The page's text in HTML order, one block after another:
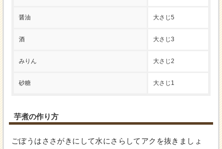
醤油 大さじ5
酒 大さじ3
みりん 大さじ2
砂糖 大さじ1
芋煮の作り方
ごぼうはささがきにして水にさらしてアクを抜きましょ